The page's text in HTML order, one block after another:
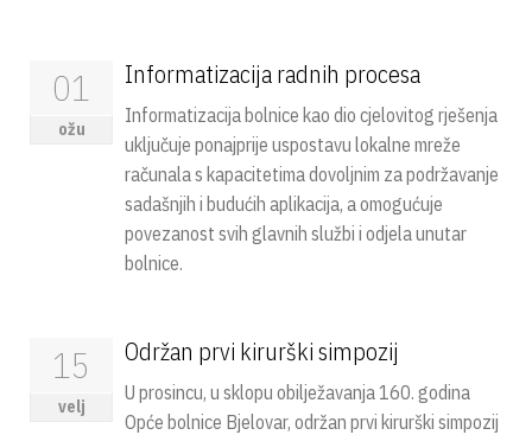
01
ožu
Informatizacija radnih procesa
Informatizacija bolnice kao dio cjelovitog rješenja
uključuje ponajprije uspostavu lokalne mreže
računala s kapacitetima dovoljnim za podržavanje
sadašnjih i budućih aplikacija, a omogućuje
povezanost svih glavnih službi i odjela unutar
bolnice.
15
velj
Održan prvi kirurški simpozij
U prosincu, u sklopu obilježavanja 160. godina
Opće bolnice Bjelovar, održan prvi kirurški simpozij